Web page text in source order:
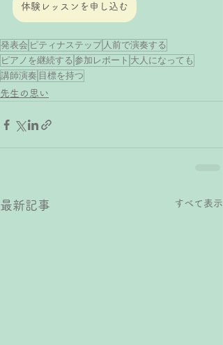
体験レッスンを申し込む
発表会 ピティナステップ 人前で演奏する
ピアノを継続する 参加レポート 大人になっても
講師演奏 目標を持つ
先生の思い
最新記事 すべて表示